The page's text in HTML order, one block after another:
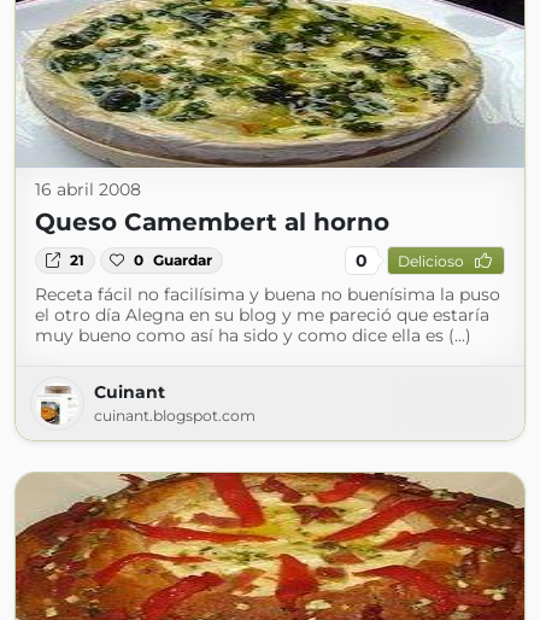
16 abril 2008
Queso Camembert al horno
21 0 Guardar 0 Delicioso
Receta fácil no facilísima y buena no buenísima la puso
el otro día Alegna en su blog y me pareció que estaría
muy bueno como así ha sido y como dice ella es (...)
Cuinant
cuinant.blogspot.com